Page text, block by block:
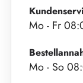
Mo - Fr
Mo - So